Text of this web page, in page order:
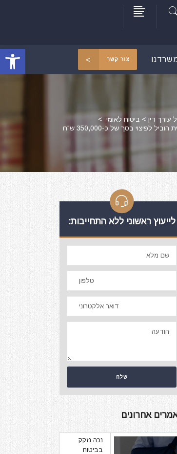
פתח צור קשר
עורך דין > ביטוח לאומי >
לפיצוי בסך של כ-350,000 ש"ח
לייעוץ ראשוני ללא התחייבות:
אחרונים
נכה נזקק
בביטוח